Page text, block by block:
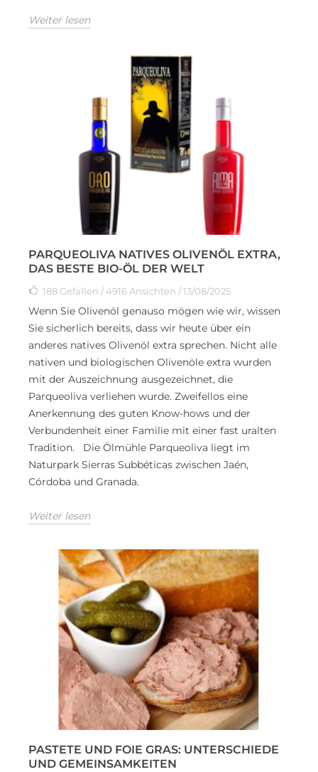
Weiter lesen
PARQUEOLIVA NATIVES OLIVENÖL EXTRA,
DAS BESTE BIO-ÖL DER WELT
188 Gefallen / 4916 Ansichten / 13/08/2025
Wenn Sie Olivenöl genauso mögen wie wir, wissen
Sie sicherlich bereits, dass wir heute über ein
anderes natives Olivenöl extra sprechen. Nicht alle
nativen und biologischen Olivenöle extra wurden
mit der Auszeichnung ausgezeichnet, die
Parqueoliva verliehen wurde. Zweifellos eine
Anerkennung des guten Know-hows und der
Verbundenheit einer Familie mit einer fast uralten
Tradition. Die Ölmühle Parqueoliva liegt im
Naturpark Sierras Subbéticas zwischen Jaén,
Córdoba und Granada.
Weiter lesen
PASTETE UND FOIE GRAS: UNTERSCHIEDE
UND GEMEINSAMKEITEN